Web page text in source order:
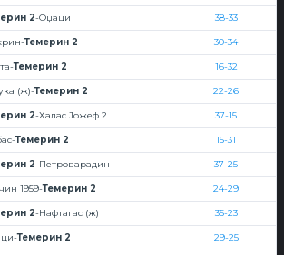
2-Оџаци 38-33
Темерин 2 30-34
Темерин 2 16-32
(ж)-Темерин 2 22-26
2-Халас Јожеф 2 37-15
Темерин 2 15-31
2-Петроварадин 37-25
1959-Темерин 2 24-29
2-Нафтагас (ж) 35-23
Темерин 2 29-25